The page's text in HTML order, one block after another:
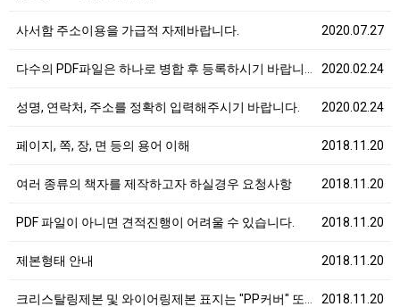
2020.07.27
사서함 주소이용을 가급적 자제바랍니다.
2020.02.24
다수의 PDF파일은 하나로 병합 후 등록하시기 바랍니다…
2020.02.24
성명, 연락처, 주소를 정확히 입력해주시기 바랍니다.
2018.11.20
페이지, 쪽, 장, 면 등의 용어 이해
2018.11.20
여러 종류의 책자를 제작하고자 하실경우 요청사항
2018.11.20
PDF 파일이 아니면 견적진행이 어려울 수 있습니다.
2018.11.20
제본형태 안내
2018.11.20
크리스탈링제본 및 와이어링제본 표지는 "PP커버" 또는…